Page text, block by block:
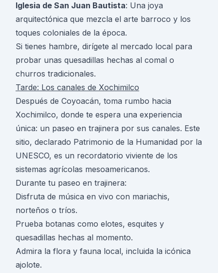
Iglesia de San Juan Bautista: Una joya
arquitectónica que mezcla el arte barroco y los
toques coloniales de la época.
Si tienes hambre, dirígete al mercado local para
probar unas quesadillas hechas al comal o
churros tradicionales.
Tarde: Los canales de Xochimilco
Después de Coyoacán, toma rumbo hacia
Xochimilco, donde te espera una experiencia
única: un paseo en trajinera por sus canales. Este
sitio, declarado Patrimonio de la Humanidad por la
UNESCO, es un recordatorio viviente de los
sistemas agrícolas mesoamericanos.
Durante tu paseo en trajinera:
Disfruta de música en vivo con mariachis,
norteños o tríos.
Prueba botanas como elotes, esquites y
quesadillas hechas al momento.
Admira la flora y fauna local, incluida la icónica
ajolote.